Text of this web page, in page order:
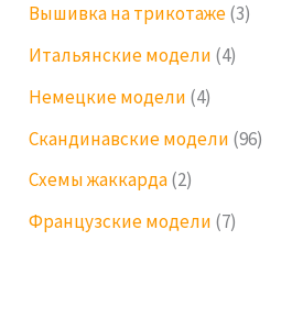
Вышивка на трикотаже(3)
Итальянские модели (4)
Немецкие модели (4)
Скандинавские модели (96)
Схемы жаккарда(2)
Французские модели (7)